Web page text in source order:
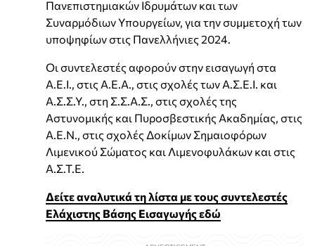
Πανεπιστημιακών Ιδρυμάτων και των
Συναρμόδιων Υπουργείων, για την συμμετοχή των
υποψηφίων στις Πανελλήνιες 2024.
Οι συντελεστές αφορούν στην εισαγωγή στα
Α.Ε.Ι., στις Α.Ε.Α., στις σχολές των Α.Σ.Ε.Ι. και
Α.Σ.Σ.Υ., στη Σ.Σ.Α.Σ., στις σχολές της
Αστυνομικής και Πυροσβεστικής Ακαδημίας, στις
Α.Ε.Ν., στις σχολές Δοκίμων Σημαιοφόρων
Λιμενικού Σώματος και Λιμενοφυλάκων και στις
Α.Σ.Τ.Ε.
Δείτε αναλυτικά τη λίστα με τους συντελεστές
Ελάχιστης Βάσης Εισαγωγής εδώ